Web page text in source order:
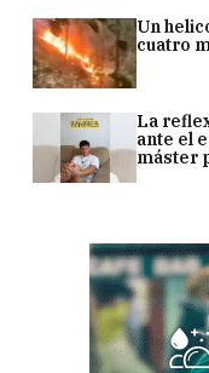
Un
cuatro
La
ante el
máster